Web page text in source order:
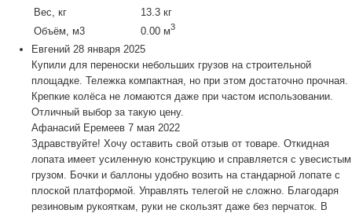
Вес, кг
13.3 кг
Объём, м3
0.00 м3
Евгений 28 января 2025
Купили для переноски небольших грузов на строительной
площадке. Тележка компактная, но при этом достаточно прочная.
Крепкие колёса не ломаются даже при частом использовании.
Отличный выбор за такую цену.
Афанасий Еремеев 7 мая 2022
Здравствуйте! Хочу оставить свой отзыв от товаре. Откидная
лопата имеет усиленную конструкцию и справляется с увесистым
грузом. Бочки и баллоны удобно возить на стандарной лопате с
плоской платформой. Управлять телегой не сложно. Благодаря
резиновым рукояткам, руки не скользят даже без перчаток. В